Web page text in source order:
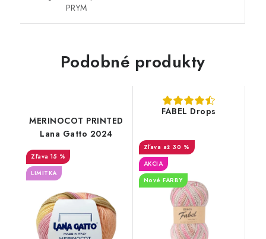
PRYM
Podobné produkty
MERINOCOT PRINTED
Lana Gatto 2024
15 %
LIMITKA
FABEL Drops
až 30 %
AKCIA
Nové FARBY